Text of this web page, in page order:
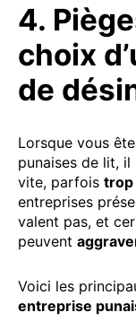
4.
choix
de
Lorsque vous
punaises de lit,
vite, parfois trop
entreprises
valent pas, et
peuvent
Voici les
entreprise